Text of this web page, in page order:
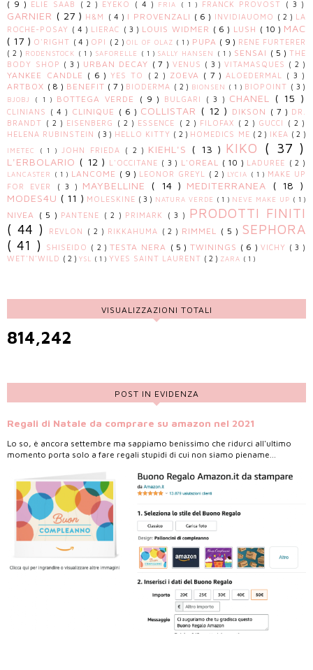
( 9 ) ELIE SAAB ( 2 ) EYEKO ( 4 ) FRIA ( 1 ) FRANCK PROVOST ( 3 )
GARNIER ( 27 ) H&M ( 4 ) I PROVENZALI ( 6 ) INVIDIAUOMO ( 2 ) LA
ROCHE-POSAY ( 4 ) LIERAC ( 3 ) LOUIS WIDMER ( 6 ) LUSH ( 10 ) MAC
( 17 ) O'RIGHT ( 4 ) OPI ( 2 )OIL OF OLAZ ( 1 ) PUPA ( 9 ) RENE FURTERER
( 2 ) RODENSTOCK ( 1 ) SAFORELLE ( 1 ) SALLY HANSEN ( 1 ) SENSAI ( 5 )THE
BODY SHOP ( 3 ) URBAN DECAY ( 7 ) VENUS ( 3 ) VITAMASQUES ( 2 )
YANKEE CANDLE ( 6 ) YES TO ( 2 ) ZOEVA ( 7 ) ALOEDERMAL ( 3 )
ARTBOX ( 8 ) BENEFIT ( 7 ) BIODERMA ( 2 ) BIONSEN ( 1 ) BIOPOINT ( 3 )
BJOBJ ( 1 ) BOTTEGA VERDE ( 9 ) BULGARI ( 3 ) CHANEL ( 15 )
CLINIANS ( 4 ) CLINIQUE ( 6 ) COLLISTAR ( 12 ) DIKSON ( 7 ) DR.
BRANDT ( 2 ) EISENBERG ( 2 ) ESSENCE ( 2 ) FILOFAX ( 2 ) GUCCI ( 2 )
HELENA RUBINSTEIN
( 3 ) HELLO KITTY ( 2 ) HOMEDICS ME ( 2 ) IKEA ( 2 )
IMETEC ( 1 ) JOHN FRIEDA ( 2 ) KIEHL'S ( 13 ) KIKO ( 37 )
L'ERBOLARIO ( 12 ) L'OCCITANE ( 3 ) L'OREAL ( 10 ) LADUREE ( 2 )
LANCASTER ( 1 ) LANCOME ( 9 ) LEONOR GREYL ( 2 ) LYCIA ( 1 ) MAKE UP
FOR EVER
( 3 ) MAYBELLINE ( 14 ) MEDITERRANEA ( 18 )
MODES4U ( 11 ) MOLESKINE ( 3 ) NATURA VERDE ( 1 ) NEVE MAKE UP ( 1 )
NIVEA ( 5 ) PANTENE ( 2 ) PRIMARK ( 3 )
PRODOTTI FINITI
( 44 )
REVLON ( 2 ) RIKKAHUMA ( 2 ) RIMMEL ( 5 ) SEPHORA
( 41 )
SHISEIDO ( 2 )TESTA NERA ( 5 ) TWININGS ( 6 ) VICHY ( 3 )
WET'N'WILD ( 2 ) YSL ( 1 ) YVES SAINT LAURENT ( 2 ) ZARA ( 1 )
VISUALIZZAZIONI TOTALI
814,242
POST IN EVIDENZA
Regali di Natale da comprare su amazon nel 2021
Lo so, è ancora settembre ma sappiamo benissimo che ridurci all'ultimo
momento porta solo a fare regali stupidi di cui non siamo piename...